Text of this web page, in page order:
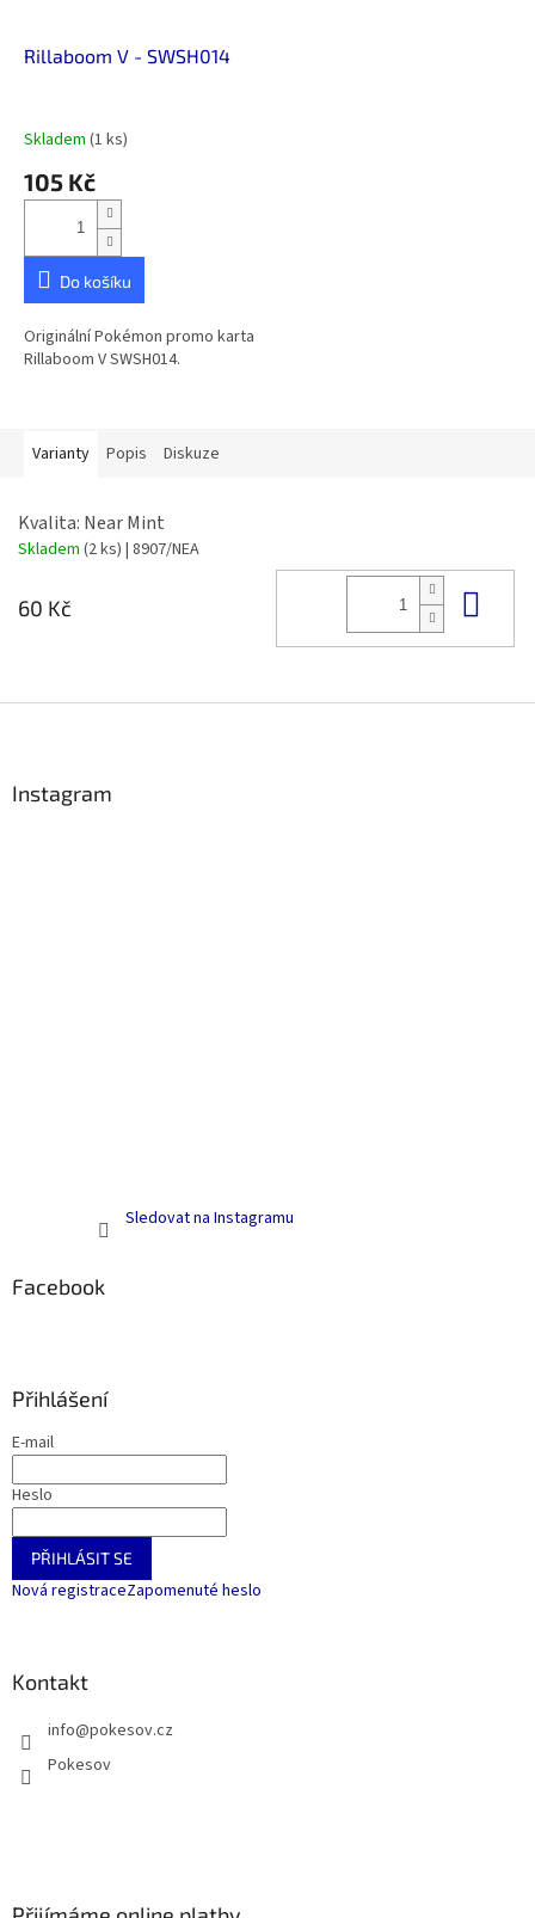
Rillaboom V - SWSH014
Skladem (1 ks)
105 Kč
Do košíku
Originální Pokémon promo karta
Rillaboom V SWSH014.
Varianty Popis Diskuze
Kvalita: Near Mint
Skladem (2 ks) | 8907/NEA
60 Kč
Instagram
Sledovat na Instagramu
Facebook
Přihlášení
E-mail
Heslo
PŘIHLÁSIT SE
Nová registraceZapomenuté heslo
Kontakt
info@pokesov.cz
Pokesov